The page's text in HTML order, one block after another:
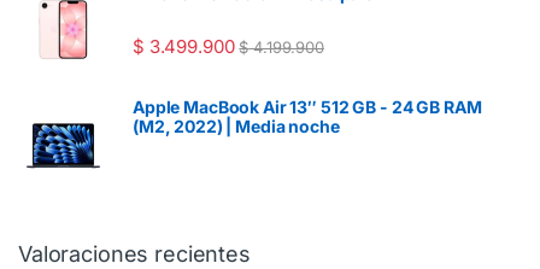
$ 3.499.900 $4.199.900
Apple MacBook Air 13″ 512 GB - 24 GB RAM
(M2, 2022) | Media noche
Valoraciones recientes